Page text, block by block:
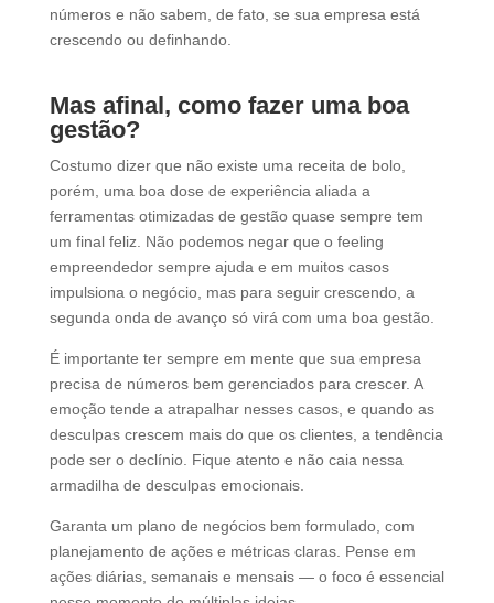
números e não sabem, de fato, se sua empresa está
crescendo ou definhando.
Mas afinal, como fazer uma boa
gestão?
Costumo dizer que não existe uma receita de bolo,
porém, uma boa dose de experiência aliada a
ferramentas otimizadas de gestão quase sempre tem
um final feliz. Não podemos negar que o feeling
empreendedor sempre ajuda e em muitos casos
impulsiona o negócio, mas para seguir crescendo, a
segunda onda de avanço só virá com uma boa gestão.
É importante ter sempre em mente que sua empresa
precisa de números bem gerenciados para crescer. A
emoção tende a atrapalhar nesses casos, e quando as
desculpas crescem mais do que os clientes, a tendência
pode ser o declínio. Fique atento e não caia nessa
armadilha de desculpas emocionais.
Garanta um plano de negócios bem formulado, com
planejamento de ações e métricas claras. Pense em
ações diárias, semanais e mensais — o foco é essencial